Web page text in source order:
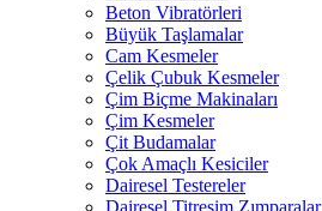
Beton Vibratörleri
Büyük Taşlamalar
Cam Kesmeler
Çelik Çubuk Kesmeler
Çim Biçme Makinaları
Çim Kesmeler
Çit Budamalar
Çok Amaçlı Kesiciler
Dairesel Testereler
Dairesel Titreşim Zımparalar